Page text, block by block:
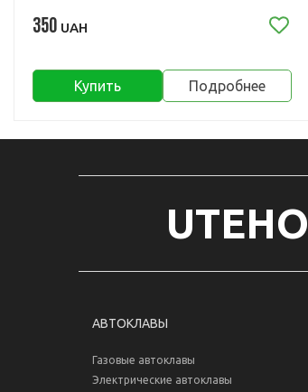
350 UAH
Купить Подробнее
UTEHO
АВТОКЛАВЫ
Газовые автоклавы
Электрические автоклавы